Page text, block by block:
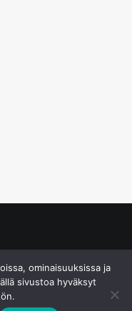
ominaisuuksissa ja
sivustoa hyväksyt